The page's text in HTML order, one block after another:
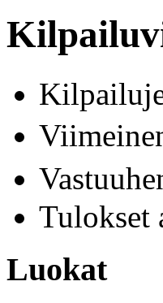
Tulokset
Luokat